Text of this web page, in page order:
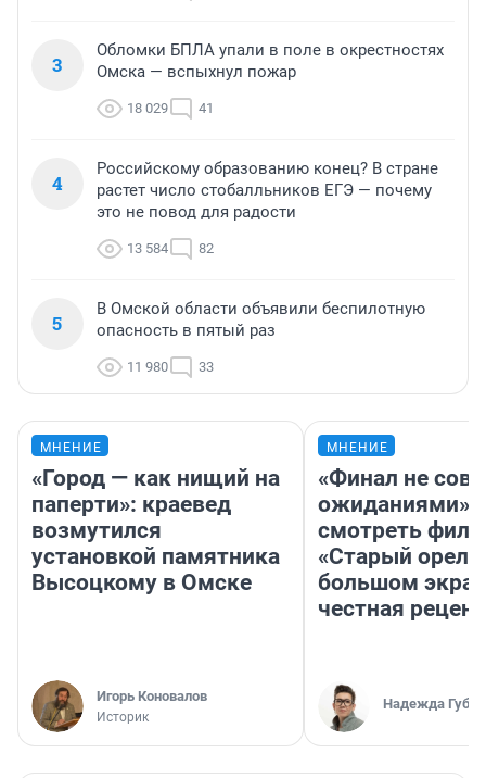
3
Обломки БПЛА упали в поле в окрестностях
Омска — вспыхнул пожар
18 029 41
4
Российскому образованию конец? В стране
растет число стобалльников ЕГЭ — почему
это не повод для радости
13 584 82
5
В Омской области объявили беспилотную
опасность в пятый раз
11 980 33
МНЕНИЕ
«Город — как нищий на
паперти»: краевед
возмутился
установкой памятника
Высоцкому в Омске
Игорь Коновалов
Историк
МНЕНИЕ
«Финал не
ожиданиями»:
смотреть
«Старый орел»
большом
честная
Надежда